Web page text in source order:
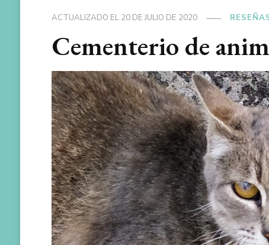
ACTUALIZADO EL 20 DE JULIO DE 2020
Cementerio de